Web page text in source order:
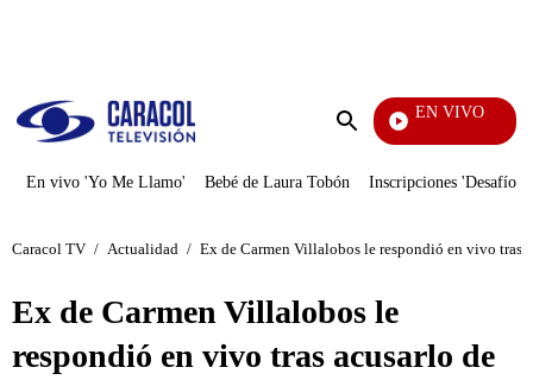
Enviar
EN VIVO
También Caerás
En vivo 'Yo Me Llamo' Bebé de Laura Tobón Inscripciones 'Desafío'
Caracol TV / Actualidad / Ex de Carmen Villalobos le respondió en vivo tras
Ex de Carmen Villalobos le
respondió en vivo tras acusarlo de